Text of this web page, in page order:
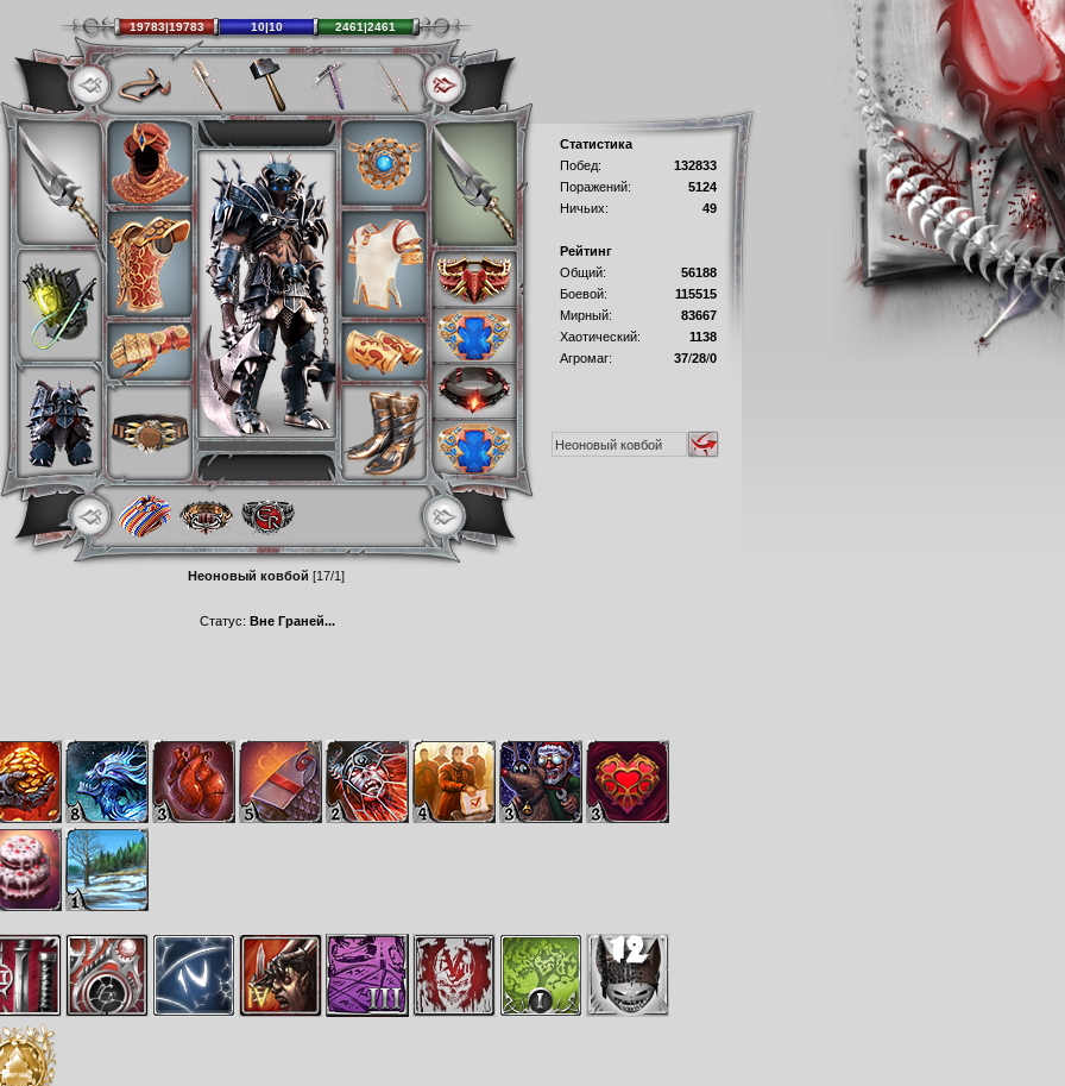
Статистика
Побед:
132833
Поражений:
5124
Ничьих:
49
Рейтинг
Общий:
56188
Боевой:
115515
Мирный:
83667
Хаотический:
1138
Агромаг:
37/28/0
Статус: Вне Граней...
19783|19783 10|10 2461|2461
Неоновый ковбой [17/1]